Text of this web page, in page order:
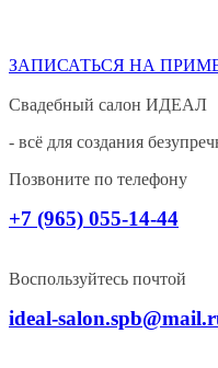
ЗАПИСАТЬСЯ НА
Свадебный салон ИДЕАЛ
- всё для создания
Позвоните по телефону
+7 (965) 055-14-44
Воспользуйтесь почтой
ideal-